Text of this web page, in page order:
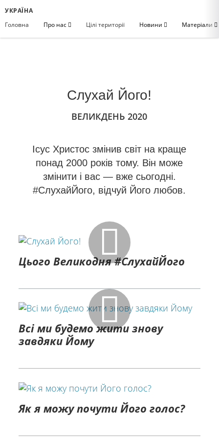
УКРАЇНА
Головна
Про нас Цілі території Новини Матеріали
Слухай Його!
ВЕЛИКДЕНЬ 2020
Ісус Христос змінив світ на краще
понад 2000 років тому. Він може
змінити і вас — вже сьогодні.
#СлухайЙого, відчуй Його любов.
Цього Великодня #СлухайЙого
Всі ми будемо жити знову
завдяки Йому
Як я можу почути Його голос?